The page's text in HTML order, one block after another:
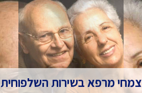
צמחי מרפא בשירות השלפוחית